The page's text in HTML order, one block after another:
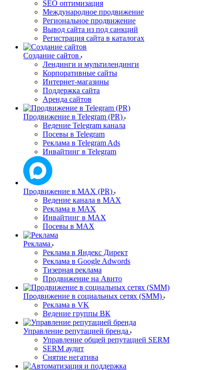
SEO оптимизация
Международное продвижение
Региональное продвижение
Вывод сайта из под санкций
Регистрация сайта в каталогах
Создание сайтов
Лендинги и мультилендинги
Корпоративные сайты
Интернет-магазины
Поддержка сайта
Аренда сайтов
Продвижение в Telegram (PR)
Ведение Telegram канала
Посевы в Telegram
Реклама в Telegram Ads
Инвайтинг в Telegram
Продвижение в MAX (PR)
Ведение канала в MAX
Реклама в MAX
Инвайтинг в MAX
Посевы в MAX
Реклама
Реклама в Яндекс Директ
Реклама в Google Adwords
Тизерная реклама
Продвижение на Авито
Продвижение в социальных сетях (SMM)
Реклама в VK
Ведение группы ВК
Управление репутацией бренда
Управление общей репутацией SERM
SERM аудит
Снятие негатива